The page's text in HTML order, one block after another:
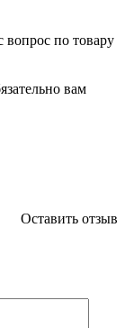
по товару
вам
Оставить отзыв